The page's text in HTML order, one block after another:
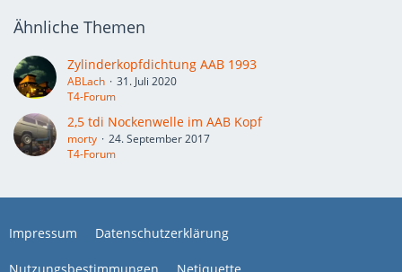
Ähnliche Themen
Zylinderkopfdichtung AAB 1993
ABLach
31. Juli 2020
T4-Forum
2,5 tdi Nockenwelle im AAB Kopf
morty
24. September 2017
T4-Forum
Impressum Datenschutzerklärung